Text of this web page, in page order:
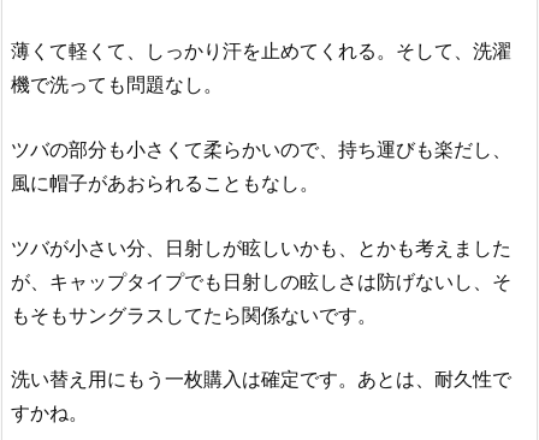
薄くて軽くて、しっかり汗を止めてくれる。そして、洗濯
機で洗っても問題なし。
ツバの部分も小さくて柔らかいので、持ち運びも楽だし、
風に帽子があおられることもなし。
ツバが小さい分、日射しが眩しいかも、とかも考えました
が、キャップタイプでも日射しの眩しさは防げないし、そ
もそもサングラスしてたら関係ないです。
洗い替え用にもう一枚購入は確定です。あとは、耐久性で
すかね。